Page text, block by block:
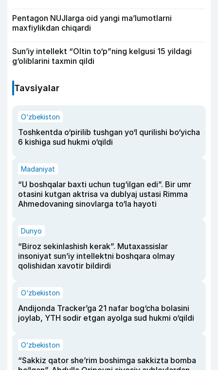
Pentagon NUJlarga oid yangi maʼlumotlarni
maxfiylikdan chiqardi
Sun’iy intellekt “Oltin to‘p”ning kelgusi 15 yildagi
g‘oliblarini taxmin qildi
Tavsiyalar
O‘zbekiston
Toshkentda o‘pirilib tushgan yo‘l qurilishi bo‘yicha
6 kishiga sud hukmi o‘qildi
Madaniyat
“U boshqalar baxti uchun tug‘ilgan edi”. Bir umr
otasini kutgan aktrisa va dublyaj ustasi Rimma
Ahmedovaning sinovlarga to‘la hayoti
Dunyo
“Biroz sekinlashish kerak”. Mutaxassislar
insoniyat sun’iy intellektni boshqara olmay
qolishidan xavotir bildirdi
O‘zbekiston
Andijonda Tracker’ga 21 nafar bog‘cha bolasini
joylab, YTH sodir etgan ayolga sud hukmi o‘qildi
O‘zbekiston
“Sakkiz qator she’rim boshimga sakkizta bomba